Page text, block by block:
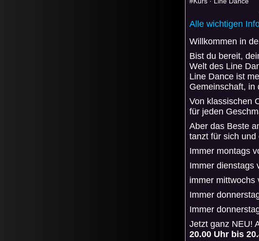
Alle wichtigen
Willkommen in
Bist du bereit,
Welt des Line
Line Dance ist
Gemeinschaft, in
Von klassischen
für jeden
Aber das Beste
tanzt für sich und
Immer montags
Immer dienstags
immer mittwochs
Immer
Immer
Jetzt ganz NEU!
20.00 Uhr bis